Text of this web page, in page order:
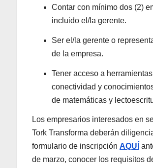
Contar con mínimo dos (2)
incluido el/la gerente.
Ser el/la gerente o
de la empresa.
Tener acceso a
conectividad y
de matemáticas y
Los empresarios interesados en
Tork Transforma deberán
formulario de inscripción AQUÍ
de marzo, conocer los requisitos